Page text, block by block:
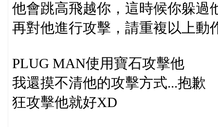
他會跳高飛越你，這時候你躲過
再對他進行攻擊，請重複以上動
PLUG MAN使用寶石攻擊他
我還摸不清他的攻擊方式...抱歉
狂攻擊他就好XD